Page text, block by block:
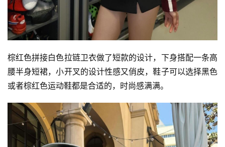
棕红色拼接白色拉链卫衣做了短款的设计，下身搭配一条高
腰半身短裙，小开叉的设计性感又俏皮，鞋子可以选择黑色
或者棕红色运动鞋都是合适的，时尚感满满。